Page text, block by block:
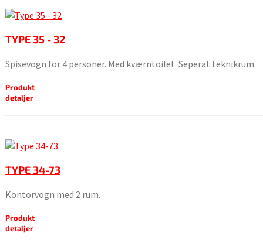
TYPE 35 - 32
Spisevogn for 4 personer. Med kværntoilet. Seperat teknikrum.
Produkt
detaljer
TYPE 34-73
Kontorvogn med 2 rum.
Produkt
detaljer